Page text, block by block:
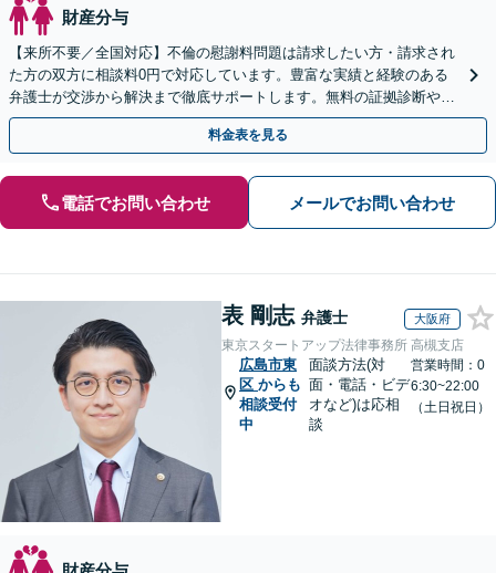
財産分与
【来所不要／全国対応】不倫の慰謝料問題は請求したい方・請求され
た方の双方に相談料0円で対応しています。豊富な実績と経験のある
弁護士が交渉から解決まで徹底サポートします。無料の証拠診断や着
手金の返還保証もありますので安心してご相談ください。
料金表を見る
電話でお問い合わせ メールでお問い合わせ
表 剛志 弁護士 大阪府
東京スタートアップ法律事務所 高槻支店
広島市東
区 からも
相談受付
中
面談方法(対
面・電話・ビデ
オなど)は応相
談
営業時間：0
6:30~22:00
（土日祝日）